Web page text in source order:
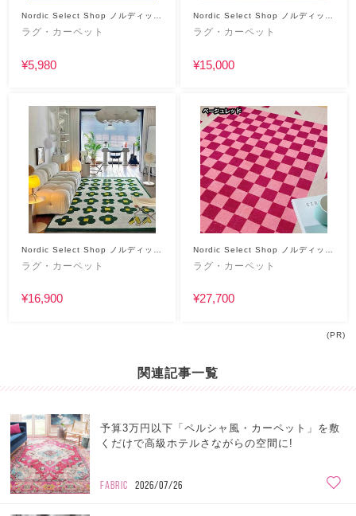
Nordic Select Shop ノルディック
セレクトショップ
ラグ・カーペット
¥5,980
Nordic Select Shop ノルディック
セレクトショップ
ラグ・カーペット
¥15,000
Nordic Select Shop ノルディック
セレクトショップ
ラグ・カーペット
¥16,900
Nordic Select Shop ノルディック
セレクトショップ
ラグ・カーペット
¥27,700
(PR)
関連記事一覧
予算3万円以下「ペルシャ風・カーペット」を敷
くだけで高級ホテルさながらの空間に!
FABRIC 2026/07/26